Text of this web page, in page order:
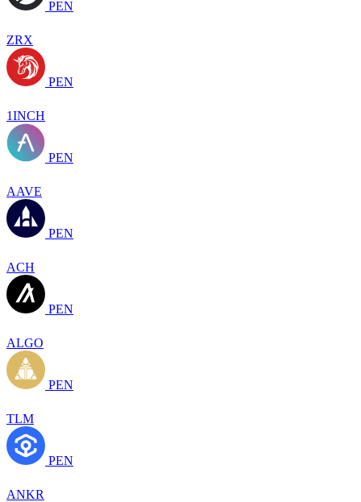
PEN
ZRX
PEN
1INCH
PEN
AAVE
PEN
ACH
PEN
ALGO
PEN
TLM
PEN
ANKR